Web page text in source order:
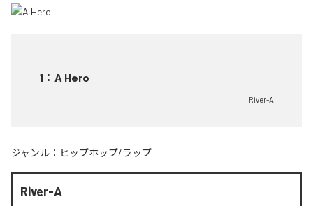
1 ： A Hero
River-A
ジャンル： ヒップホップ/ラップ
River-A